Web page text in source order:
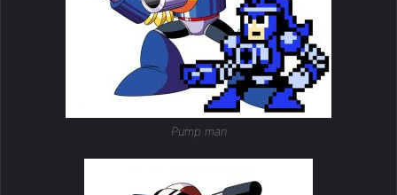
Pump man